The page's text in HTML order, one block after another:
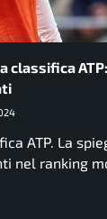
classifica
ATP. La
nel ranking